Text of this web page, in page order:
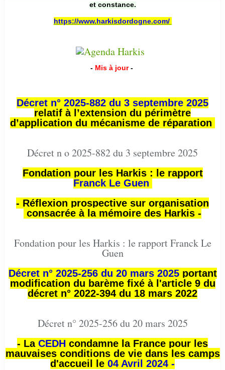
et constance.
https://www.harkisdordogne.com/
- Mis à jour -
Décret n° 2025-882 du 3 septembre 2025
relatif à l’extension du périmètre
d’application du mécanisme de réparation
Décret n o 2025-882 du 3 septembre 2025
Fondation pour les Harkis : le rapport
Franck Le Guen
- Réflexion prospective sur organisation
consacrée à la mémoire des Harkis -
Fondation pour les Harkis : le rapport Franck Le
Guen
Décret n° 2025-256 du 20 mars 2025portant
modification du barème fixé à l'article 9 du
décret n° 2022-394 du 18 mars 2022
Décret n° 2025-256 du 20 mars 2025
- La CEDH condamne la France pour les
mauvaises conditions de vie dans les camps
d'accueil le 04 Avril 2024 -